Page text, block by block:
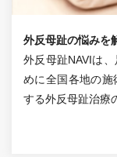
外反母趾の悩みを
外反母趾NAVIは
めに全国各地の施
する外反母趾治療